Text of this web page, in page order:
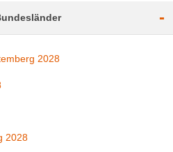
-
2028
2028